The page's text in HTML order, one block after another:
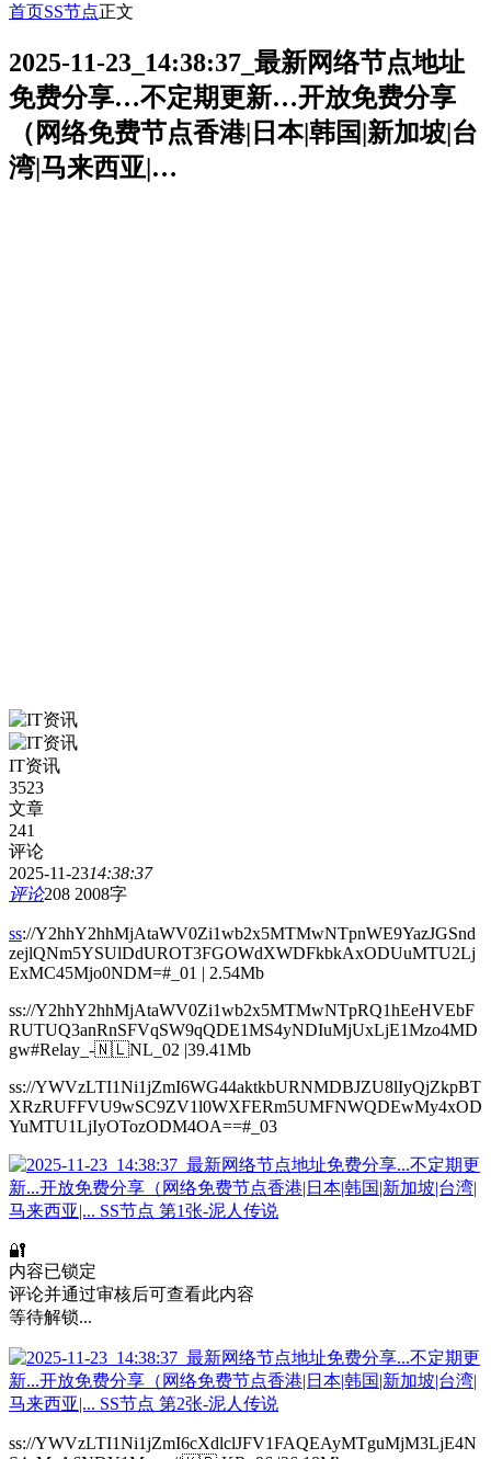
首页SS节点正文
2025-11-23_14:38:37_最新网络节点地址
免费分享…不定期更新…开放免费分享
（网络免费节点香港|日本|韩国|新加坡|台
湾|马来西亚|…
IT资讯
3523
文章
241
评论
2025-11-2314:38:37
评论208 2008字
ss://Y2hhY2hhMjAtaWV0Zi1wb2x5MTMwNTpnWE9YazJGSnd
zejlQNm5YSUlDdUROT3FGOWdXWDFkbkAxODUuMTU2Lj
ExMC45Mjo0NDM=#_01 | 2.54Mb
ss://Y2hhY2hhMjAtaWV0Zi1wb2x5MTMwNTpRQ1hEeHVEbF
RUTUQ3anRnSFVqSW9qQDE1MS4yNDIuMjUxLjE1Mzo4MD
gw#Relay_-🇳🇱NL_02 |39.41Mb
ss://YWVzLTI1Ni1jZmI6WG44aktkbURNMDBJZU8lIyQjZkpBT
XRzRUFFVU9wSC9ZV1l0WXFERm5UMFNWQDEwMy4xOD
YuMTU1LjIyOTozODM4OA==#_03
🔐
内容已锁定
评论并通过审核后可查看此内容
等待解锁...
ss://YWVzLTI1Ni1jZmI6cXdlclJFV1FAQEAyMTguMjM3LjE4N